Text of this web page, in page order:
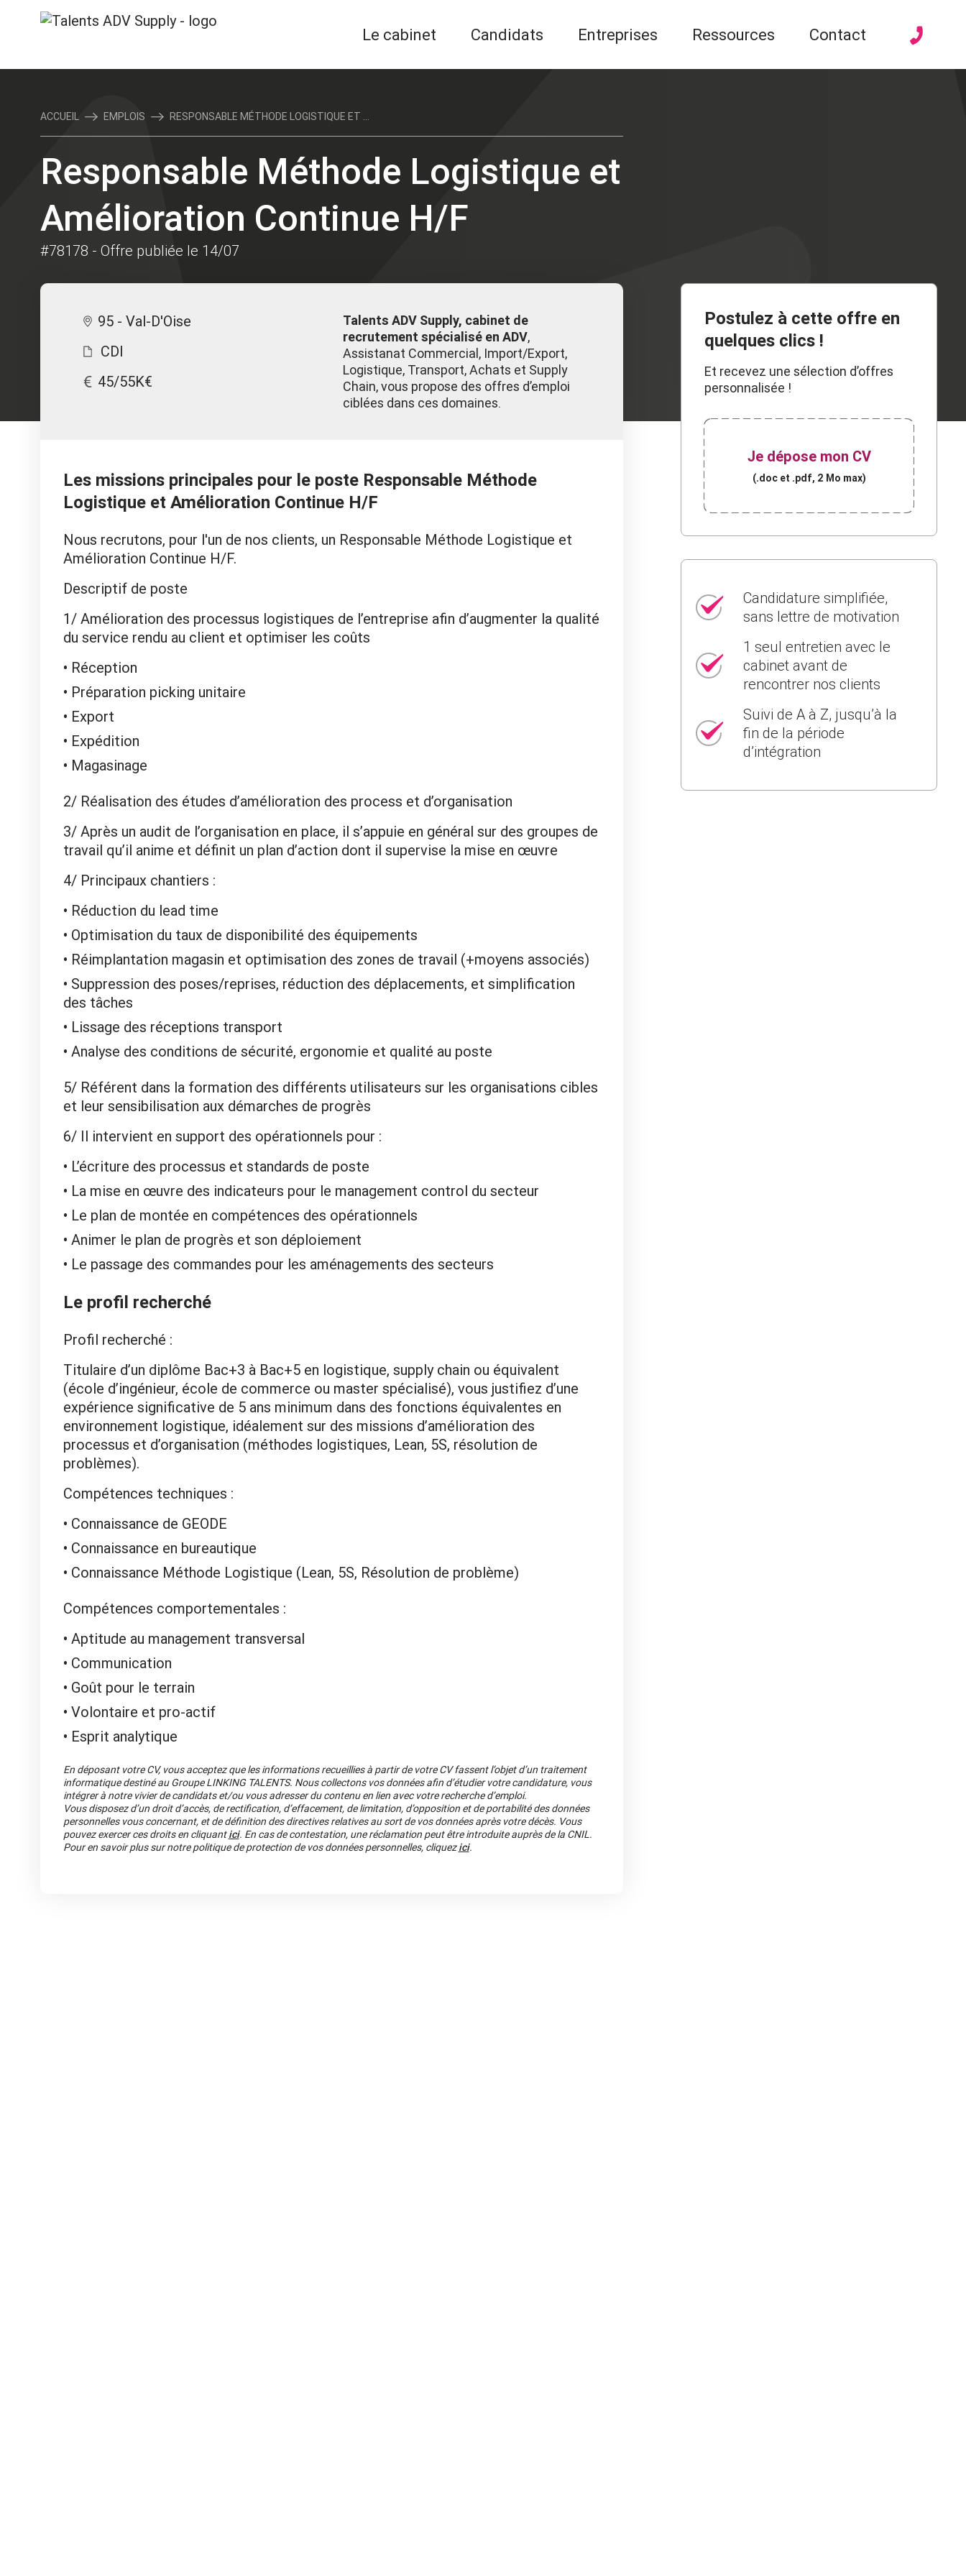
Le cabinet Candidats Entreprises Ressources Contact
ACCUEIL EMPLOIS RESPONSABLE MÉTHODE LOGISTIQUE ET ...
Responsable Méthode Logistique et
Amélioration Continue H/F
#78178 - Offre publiée le 14/07
95 - Val-D'Oise
CDI
45/55K€
Talents ADV Supply, cabinet de
recrutement spécialisé en ADV,
Assistanat Commercial, Import/Export,
Logistique, Transport, Achats et Supply
Chain, vous propose des offres d’emploi
ciblées dans ces domaines.
Les missions principales pour le poste Responsable Méthode
Logistique et Amélioration Continue H/F
Nous recrutons, pour l'un de nos clients, un Responsable Méthode Logistique et
Amélioration Continue H/F.
Descriptif de poste
1/ Amélioration des processus logistiques de l’entreprise afin d’augmenter la qualité
du service rendu au client et optimiser les coûts
Réception
Préparation picking unitaire
Export
Expédition
Magasinage
2/ Réalisation des études d’amélioration des process et d’organisation
3/ Après un audit de l’organisation en place, il s’appuie en général sur des groupes de
travail qu’il anime et définit un plan d’action dont il supervise la mise en œuvre
4/ Principaux chantiers :
Réduction du lead time
Optimisation du taux de disponibilité des équipements
Réimplantation magasin et optimisation des zones de travail (+moyens associés)
Suppression des poses/reprises, réduction des déplacements, et simplification
des tâches
Lissage des réceptions transport
Analyse des conditions de sécurité, ergonomie et qualité au poste
5/ Référent dans la formation des différents utilisateurs sur les organisations cibles
et leur sensibilisation aux démarches de progrès
6/ Il intervient en support des opérationnels pour :
L’écriture des processus et standards de poste
La mise en œuvre des indicateurs pour le management control du secteur
Le plan de montée en compétences des opérationnels
Animer le plan de progrès et son déploiement
Le passage des commandes pour les aménagements des secteurs
Le profil recherché
Profil recherché :
Titulaire d’un diplôme Bac+3 à Bac+5 en logistique, supply chain ou équivalent
(école d’ingénieur, école de commerce ou master spécialisé), vous justifiez d’une
expérience significative de 5 ans minimum dans des fonctions équivalentes en
environnement logistique, idéalement sur des missions d’amélioration des
processus et d’organisation (méthodes logistiques, Lean, 5S, résolution de
problèmes).
Compétences techniques :
Connaissance de GEODE
Connaissance en bureautique
Connaissance Méthode Logistique (Lean, 5S, Résolution de problème)
Compétences comportementales :
Aptitude au management transversal
Communication
Goût pour le terrain
Volontaire et pro-actif
Esprit analytique
En déposant votre CV, vous acceptez que les informations recueillies à partir de votre CV fassent l’objet d’un traitement
informatique destiné au Groupe LINKING TALENTS. Nous collectons vos données afin d’étudier votre candidature, vous
intégrer à notre vivier de candidats et/ou vous adresser du contenu en lien avec votre recherche d’emploi.
Vous disposez d’un droit d’accès, de rectification, d’effacement, de limitation, d’opposition et de portabilité des données
personnelles vous concernant, et de définition des directives relatives au sort de vos données après votre décès. Vous
pouvez exercer ces droits en cliquantici. En cas de contestation, une réclamation peut être introduite auprès de la CNIL.
Pour en savoir plus sur notre politique de protection de vos données personnelles, cliquezici.
Postulez à cette offre en
quelques clics !
Et recevez une sélection d’offres
personnalisée !
Je dépose mon CV
(.doc et .pdf, 2 Mo max)
Candidature simplifiée,
sans lettre de motivation
1 seul entretien avec le
cabinet avant de
rencontrer nos clients
Suivi de A à Z, jusqu’à la
fin de la période
d’intégration